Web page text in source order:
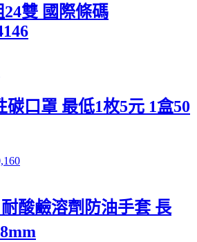
雙 國際條碼
碳口罩 最低1枚5元 1盒50
酸鹼溶劑防油手套 長